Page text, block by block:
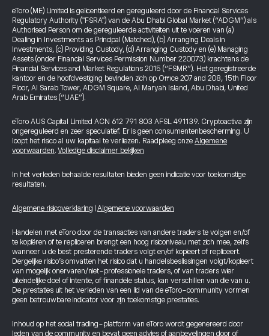
eToro (ME) Limited is gelicentieerd en gereguleerd door de Financial Services
Regulatory Authority ("FSRA") van de Abu Dhabi Global Market (“ADGM”) als
Authorised Person om de gereguleerde activiteiten uit te voeren van (a)
Dealing in Investments as Principal (Matched), (b) Arranging Deals in
Investments, (c) Providing Custody, (d) Arranging Custody en (e) Managing
Assets (onder Financial Services Permission Number 220073) krachtens de
Financial Services and Market Regulations 2015 (“FSMR”). Het geregistreerde
kantoor en de hoofdvestiging bevinden zich op Office 207 and 208, 15th Floor
Floor, Al Sarab Tower, ADGM Square, Al Maryah Island, Abu Dhabi, United
Arab Emirates (“UAE”).
eToro AUS Capital Limited ACN 612 791 803 AFSL 491139. Cryptoactiva zijn
ongereguleerd en zeer speculatief. Er is geen consumentenbescherming. U
loopt het risico al uw kapitaal te verliezen. Raadpleeg onze Algemene
voorwaarden.Volledige disclaimer bekijken
In het verleden behaalde resultaten bieden geen indicatie voor toekomstige
resultaten.
Algemene risicoverklaring Algemene voorwaarden
Handelen met eToro door de transacties van andere traders te volgen en/of
te kopiëren of te repliceren brengt een hoog risiconiveau met zich mee, zelfs
wanneer u de best presterende traders volgt en/of kopieert of repliceert.
Dergelijke risico’s omvatten het risico dat u handelsbeslissingen volgt/kopieert
van mogelijk onervaren/niet-professionele traders, of van traders wier
uiteindelijke doel of intentie, of financiële status, kan verschillen van die van u.
De prestaties uit het verleden van een lid van de eToro-community vormen
geen betrouwbare indicator voor zijn toekomstige prestaties.
Inhoud op het social trading-platform van eToro wordt gegenereerd door
leden van de community en bevat geen advies of aanbevelingen door of